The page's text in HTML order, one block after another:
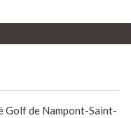
Golf de Nampont-Saint-